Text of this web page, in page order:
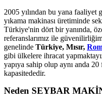
2005 yılından bu yana faaliyet
yıkama makinası üretiminde
Türkiye'nin dört bir yanında,
referanslarımız ile
genelinde Türkiye, Mısır,
gibi ülkelere ihracat
yapıya sahip olup aynı anda
kapasitededir.
Neden SEYBAR